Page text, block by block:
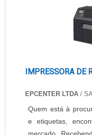
IMPRESSORA DE
EPCENTER LTDA /
Quem está à
e etiquetas,